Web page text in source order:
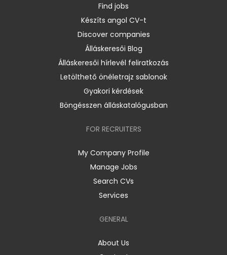
Find jobs
Készíts angol CV-t
Discover companies
Álláskeresői Blog
Álláskeresői hírlevél feliratkozás
Letölthető önéletrajz sablonok
Gyakori kérdések
Böngésszen álláskatalógusban
FOR RECRUITERS
My Company Profile
Manage Jobs
Search CVs
Services
GENERAL
About Us